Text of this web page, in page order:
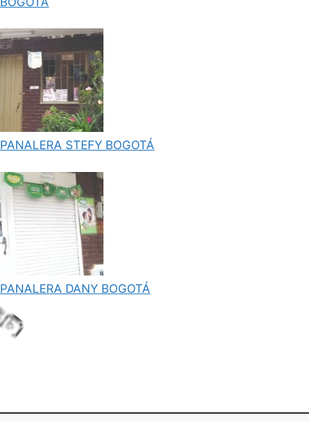
PANALERA STEFY BOGOTÁ
PANALERA DANY BOGOTÁ
L
oa
di
n.